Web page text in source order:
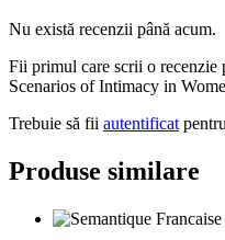
Nu există recenzii până acum.
Fii primul care scrii o recenzie
Scenarios of Intimacy in
Trebuie să fii autentificat
Produse similare